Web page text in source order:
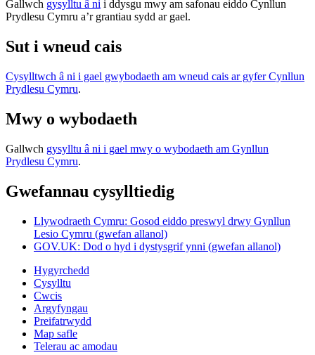
Gallwch gysylltu â ni i ddysgu mwy am safonau eiddo Cynllun
Prydlesu Cymru a’r grantiau sydd ar gael.
Sut i wneud cais
Cysylltwch â ni i gael gwybodaeth am wneud cais ar gyfer Cynllun
Prydlesu Cymru.
Mwy o wybodaeth
Gallwch gysylltu â ni i gael mwy o wybodaeth am Gynllun
Prydlesu Cymru.
Gwefannau cysylltiedig
Llywodraeth Cymru: Gosod eiddo preswyl drwy Gynllun
Lesio Cymru (gwefan allanol)
GOV.UK: Dod o hyd i dystysgrif ynni (gwefan allanol)
Hygyrchedd
Cysylltu
Cwcis
Argyfyngau
Preifatrwydd
Map safle
Telerau ac amodau